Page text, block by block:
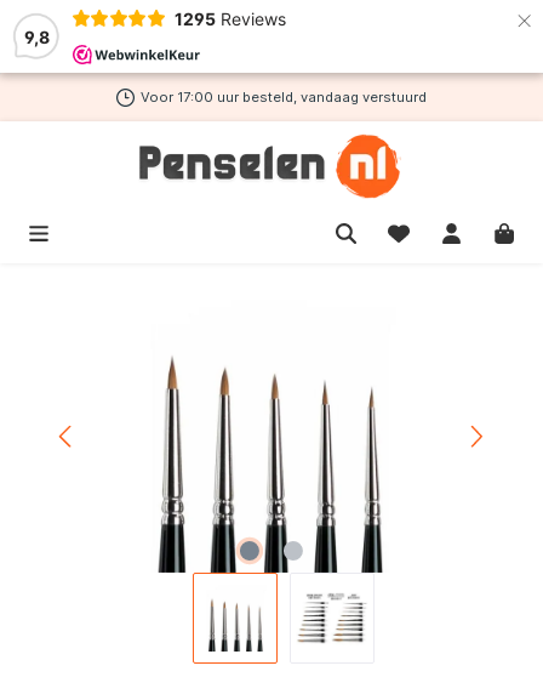
9,8
1295 Reviews ×
hoofdinhoud
Voor 17:00 uur besteld, vandaag verstuurd